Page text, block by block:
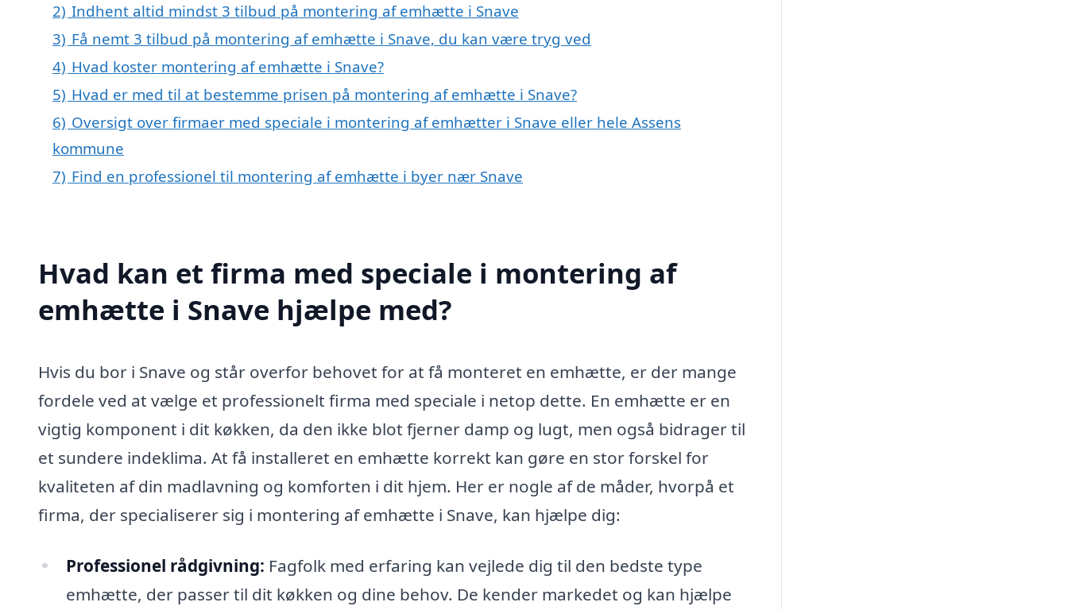
2) Indhent altid mindst 3 tilbud på montering af emhætte i Snave
3) Få nemt 3 tilbud på montering af emhætte i Snave, du kan være tryg ved
4) Hvad koster montering af emhætte i Snave?
5) Hvad er med til at bestemme prisen på montering af emhætte i Snave?
6) Oversigt over firmaer med speciale i montering af emhætter i Snave eller hele Assens
kommune
7) Find en professionel til montering af emhætte i byer nær Snave
Hvad kan et firma med speciale i montering af
emhætte i Snave hjælpe med?
Hvis du bor i Snave og står overfor behovet for at få monteret en emhætte, er der mange
fordele ved at vælge et professionelt firma med speciale i netop dette. En emhætte er en
vigtig komponent i dit køkken, da den ikke blot fjerner damp og lugt, men også bidrager til
et sundere indeklima. At få installeret en emhætte korrekt kan gøre en stor forskel for
kvaliteten af din madlavning og komforten i dit hjem. Her er nogle af de måder, hvorpå et
firma, der specialiserer sig i montering af emhætte i Snave, kan hjælpe dig:
Professionel rådgivning: Fagfolk med erfaring kan vejlede dig til den bedste type
emhætte, der passer til dit køkken og dine behov. De kender markedet og kan hjælpe